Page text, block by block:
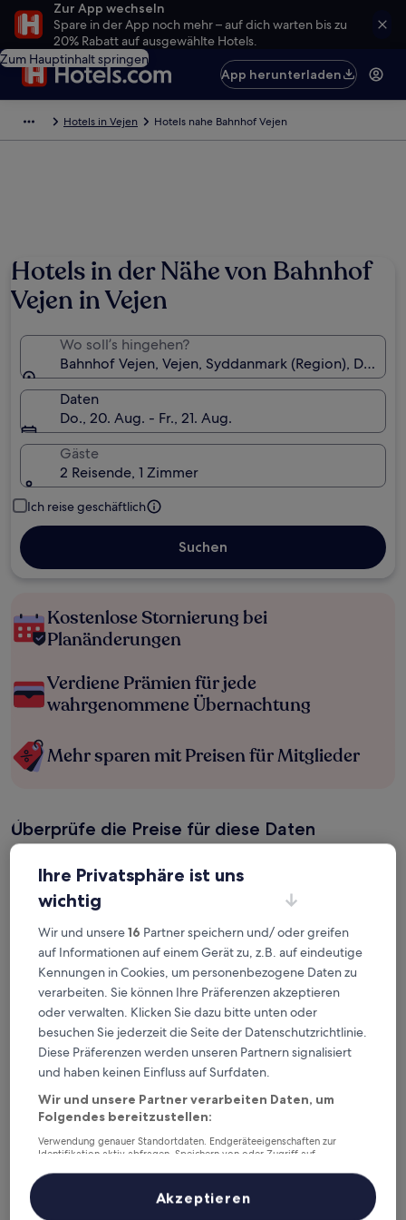
Zur App wechseln
Spare in der App noch mehr – auf dich warten bis zu
20% Rabatt auf ausgewählte Hotels.
Zum Hauptinhalt springen
App herunterladen
Hotels in Vejen Hotels nahe Bahnhof Vejen
Hotels in der Nähe von Bahnhof
Vejen in Vejen
Wo soll’s hingehen?
Bahnhof Vejen, Vejen, Syddanmark (Region),
Daten
Do., 20. Aug. - Fr., 21. Aug.
Gäste
2 Reisende, 1 Zimmer
Ich reise geschäftlich
Suchen
Kostenlose Stornierung bei
Planänderungen
Verdiene Prämien für jede
wahrgenommene Übernachtung
Mehr sparen mit Preisen für Mitglieder
Überprüfe die Preise für diese Daten
6. Aug. - 7. Aug.
Dieses Wochenende
7. Aug. - 9. Aug.
Nächstes Wochenende
14. Aug. - 16. Aug.
Top 5 Hotels in der Nähe von
Bahnhof Vejen auf einen Blick
Sportshotel Vejen— 4-Sterne-Hotel in 0,7 km von Bahnhof
Vejen entfernt. Gästebewertung: 8,2/10 — Sehr gut.
Sportsby Vejen — 4-Sterne-Hotel in 1 km von Bahnhof Vejen
entfernt. Gästebewertung: 8,2/10 — Sehr gut.
Koebenhovedskov Bed & Breakfast— 3-Sterne-Hotel in 7,7 km
von Bahnhof Vejen entfernt. Gästebewertung: 8,0/10 — Sehr
gut.
Vejen entfernt. Gästebewertung: 8,2/10 — Sehr gut.
— 2.5-Sterne-Hotel in 9,5 km von Bahnhof Vejen
Ihre Privatsphäre ist uns
wichtig
Wir und unsere16 Partner speichern und/ oder greifen
auf Informationen auf einem Gerät zu, z.B. auf eindeutige
Kennungen in Cookies, um personenbezogene Daten zu
verarbeiten. Sie können Ihre Präferenzen akzeptieren
oder verwalten. Klicken Sie dazu bitte unten oder
besuchen Sie jederzeit die Seite der Datenschutzrichtlinie.
Diese Präferenzen werden unseren Partnern signalisiert
und haben keinen Einfluss auf Surfdaten.
Wir und unsere Partner verarbeiten Daten, um
Folgendes bereitzustellen:
Verwendung genauer Standortdaten. Endgeräteeigenschaften zur
Identifikation aktiv abfragen. Speichern von oder Zugriff auf
Inhalte, Messung von Werbeleistung und der Performance von Inhalten,
Zielgruppenforschung sowie Entwicklung und Verbesserung von
Akzeptieren